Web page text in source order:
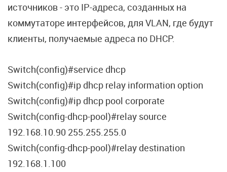
источников - это IP-адреса, созданных на
коммутаторе интерфейсов, для VLAN, где будут
клиенты, получаемые адреса по DHCP.
Switch(config)#service dhcp
Switch(config)#ip dhcp relay information option
Switch(config)#ip dhcp pool corporate
Switch(config-dhcp-pool)#relay source
192.168.10.90 255.255.255.0
Switch(config-dhcp-pool)#relay destination
192.168.1.100